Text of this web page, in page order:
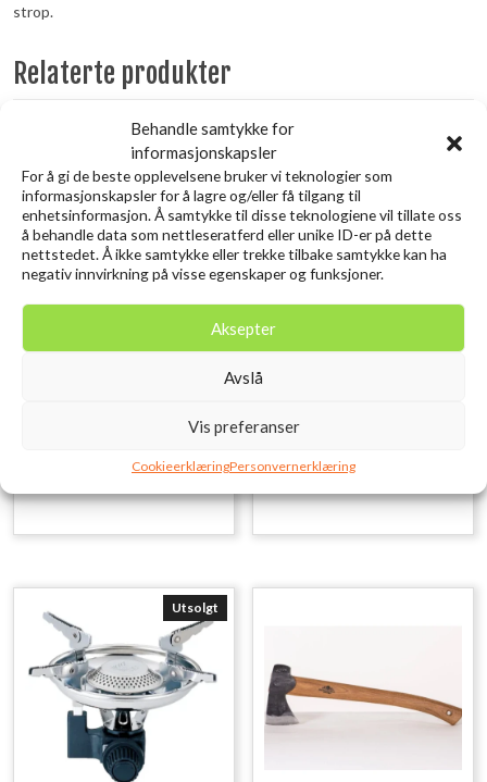
Behandle samtykke for
informasjonskapsler
For å gi de beste opplevelsene bruker vi teknologier som
informasjonskapsler for å lagre og/eller få tilgang til
enhetsinformasjon. Å samtykke til disse teknologiene vil tillate oss
å behandle data som nettleseratferd eller unike ID-er på dette
nettstedet. Å ikke samtykke eller trekke tilbake samtykke kan ha
negativ innvirkning på visse egenskaper og funksjoner.
Aksepter
Avslå
Vis preferanser
CookieerklæringPersonvernerklæring
strop.
Relaterte produkter
inkl. MVA.
Legg i ønskelisten
Utsolgt